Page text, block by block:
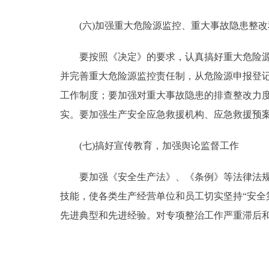
(六)加强重大危险源监控、重大事故隐患整改
要按照《决定》的要求，认真搞好重大危险源
并完善重大危险源监控责任制，从危险源申报登
工作制度；要加强对重大事故隐患的排查整改力
实。要加强生产安全应急救援机构、应急救援预
(七)搞好宣传教育，加强舆论监督工作
要加强《安全生产法》、《条例》等法律法规
技能，使各类生产经营单位和员工切实坚持“安
先进典型和先进经验。对专项整治工作严重滞后